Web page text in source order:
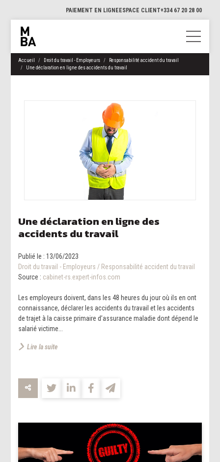
PAIEMENT EN LIGNEESPACE CLIENT+334 67 20 28 00
Accueil Droit du travail - Employeurs
Responsabilité accident du travail
Une déclaration en ligne des accidents du travail
Une déclaration en ligne des
accidents du travail
Publié le :13/06/2023
Droit du travail - Employeurs / Responsabilité accident du travail
Source : cabinet-rs.expert-infos.com
Les employeurs doivent, dans les 48 heures du jour où ils en ont
connaissance, déclarer les accidents du travail et les accidents
de trajet à la caisse primaire d’assurance maladie dont dépend le
salarié victime...
Lire la suite